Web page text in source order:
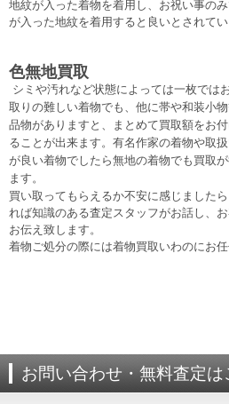
地紋が入った着物を着用し、お祝い事の
が入った地紋を着用すると良いとされてい
色無地買取
シミや汚れなど状態によっては一枚では
取りの難しい着物でも、他に帯や和装小
品物がありますと、まとめて買取額をお
ることが出来ます。有名作家の着物や取
が良い着物でしたら無地の着物でも買取が
ます。
買い取ってもらえるか不安に感じました
れば知識のある査定スタッフがお話し、
お伝え致します。
着物ご処分の際には着物買取いわのにお任
お問い合わせ・無料査定は